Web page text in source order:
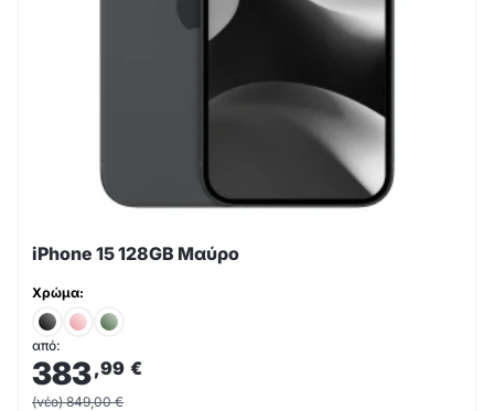
iPhone 15 128GB Μαύρο
Χρώμα:
από:
383,99 €
(νέο) 849,00 €